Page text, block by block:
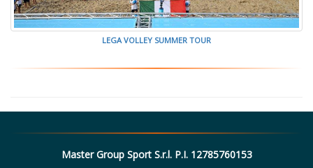
LEGA VOLLEY SUMMER TOUR
Master Group Sport S.r.l. P.I. 12785760153